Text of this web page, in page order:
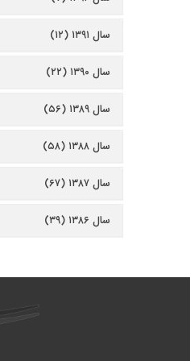
سال ۱۳۹۱ (۱۲)
سال ۱۳۹۰ (۲۲)
سال ۱۳۸۹ (۵۶)
سال ۱۳۸۸ (۵۸)
سال ۱۳۸۷ (۶۷)
سال ۱۳۸۶ (۳۹)